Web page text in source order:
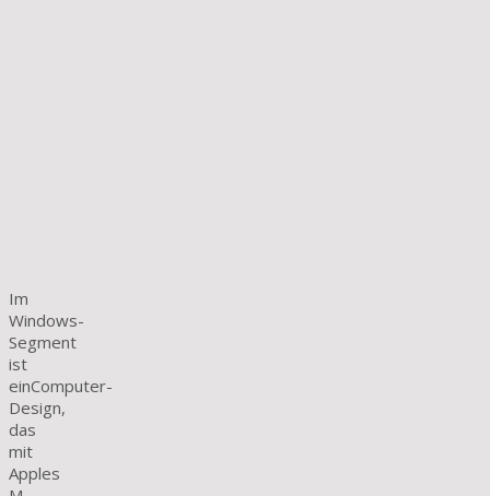
Im
Windows-
Segment
ist
einComputer-
Design,
das
mit
Apples